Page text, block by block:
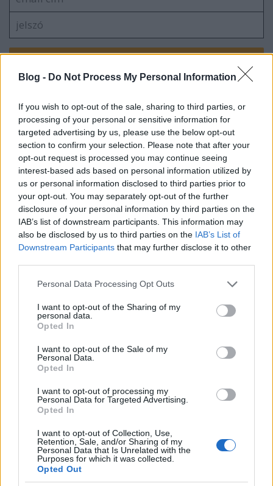
Blog - Do Not Process My Personal Information
If you wish to opt-out of the sale, sharing to third parties, or
processing of your personal or sensitive information for
targeted advertising by us, please use the below opt-out
section to confirm your selection. Please note that after your
opt-out request is processed you may continue seeing
interest-based ads based on personal information utilized by
us or personal information disclosed to third parties prior to
your opt-out. You may separately opt-out of the further
disclosure of your personal information by third parties on the
IAB’s list of downstream participants. This information may
also be disclosed by us to third parties on the IAB’s List of
Downstream Participants that may further disclose it to other
Please note that this website/app uses one or more Google
not limited to your visit or usage behaviour. You may click to
grant or deny consent to Google and its third-party tags to
use your data for below specified purposes in below Google
consent section.
Personal Data Processing Opt Outs
I want to opt-out of the Sharing of my
personal data.
Opted In
I want to opt-out of the Sale of my
Personal Data.
Opted In
I want to opt-out of processing my
Personal Data for Targeted Advertising.
Opted In
I want to opt-out of Collection, Use,
Retention, Sale, and/or Sharing of my
Personal Data that Is Unrelated with the
Purposes for which it was collected.
Opted Out
Ciri
Szerintem simán arról van szó, hogy a posztoló
szállítás közben odaverte a készüléket.
Bepróbálkozott, nem jött be.
Nem lesz itt per meg miegymás, szépen beletörődik
a saját hülyeségébe.
MrZed001
11 éve
Szerintem még életedben nem vettél LCD TV-t, ha azt
hiszed az a dobozában meg tud így sérülni.
Tudod, eleve arra tervezik, hogy piszok nagy
konténerekben szállítva jómunkásember kisjózsikák